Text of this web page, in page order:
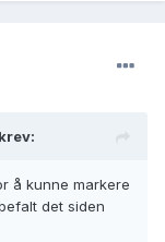
å kunne markere
det siden